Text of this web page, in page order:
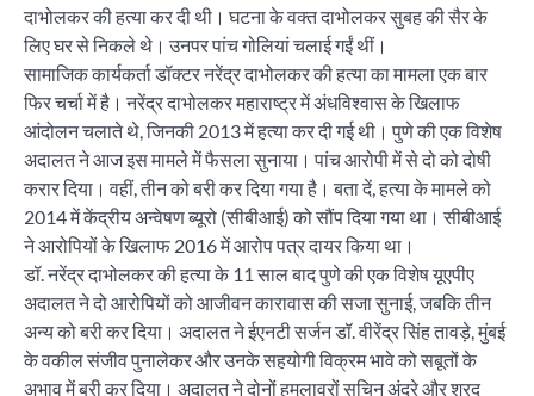
दाभोलकर की हत्या कर दी थी। घटना के वक्त दाभोलकर सुबह की सैर के
लिए घर से निकले थे। उनपर पांच गोलियां चलाई गईं थीं।
सामाजिक कार्यकर्ता डॉक्टर नरेंद्र दाभोलकर की हत्या का मामला एक बार
फिर चर्चा में है। नरेंद्र दाभोलकर महाराष्ट्र में अंधविश्वास के खिलाफ
आंदोलन चलाते थे, जिनकी 2013 में हत्या कर दी गई थी। पुणे की एक विशेष
अदालत ने आज इस मामले में फैसला सुनाया। पांच आरोपी में से दो को दोषी
करार दिया। वहीं, तीन को बरी कर दिया गया है। बता दें, हत्या के मामले को
2014 में केंद्रीय अन्वेषण ब्यूरो (सीबीआई) को सौंप दिया गया था। सीबीआई
ने आरोपियों के खिलाफ 2016 में आरोप पत्र दायर किया था।
डॉ. नरेंद्र दाभोलकर की हत्या के 11 साल बाद पुणे की एक विशेष यूएपीए
अदालत ने दो आरोपियों को आजीवन कारावास की सजा सुनाई, जबकि तीन
अन्य को बरी कर दिया। अदालत ने ईएनटी सर्जन डॉ. वीरेंद्र सिंह तावड़े, मुंबई
के वकील संजीव पुनालेकर और उनके सहयोगी विक्रम भावे को सबूतों के
अभाव में बरी कर दिया। अदालत ने दोनों हमलावरों सचिन अंदुरे और शरद